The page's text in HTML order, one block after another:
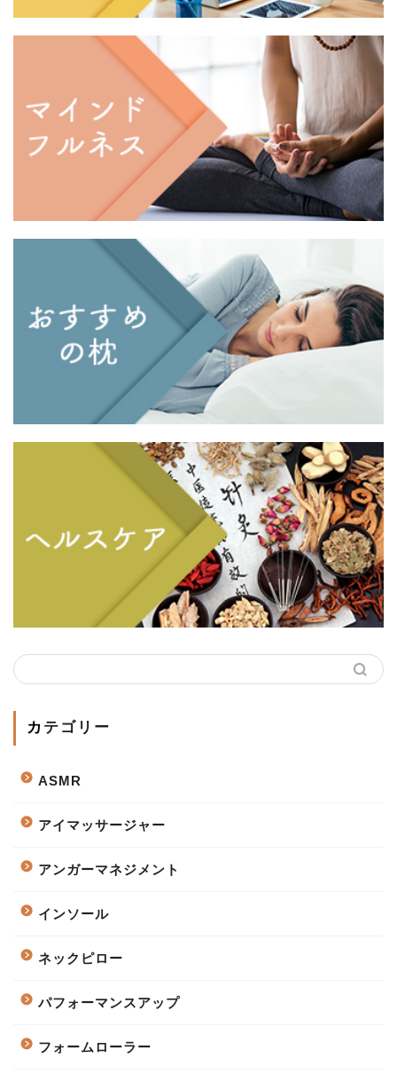
カテゴリー
ASMR
アイマッサージャー
アンガーマネジメント
インソール
ネックピロー
パフォーマンスアップ
フォームローラー